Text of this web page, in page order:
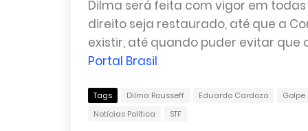
Dilma será feita com vigor em
direito seja restaurado, até que a
existir, até quando puder evitar que
Portal Brasil
Tags Dilma Rousseff Eduardo Cardozo
Golpe
Notícias Política
STF